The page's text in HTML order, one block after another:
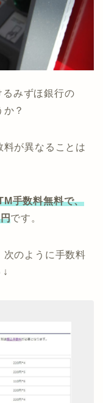
みずほ銀行の
？
が異なることは
手数料無料で、
です。
次のように手数料